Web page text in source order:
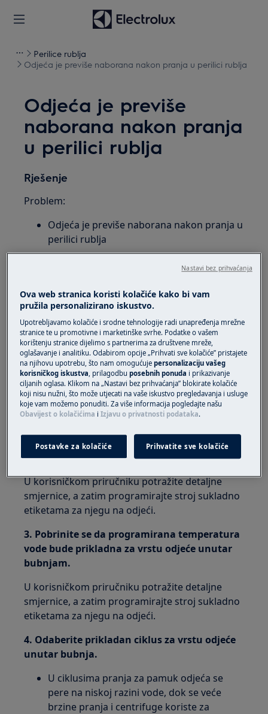
Perilice rublja
Odjeća je previše naborana nakon pranja u perilici rublja
Odjeća je previše
naborana nakon pranja
u perilici rublja
Rješenje
Problem:
Odjeća je previše naborana nakon pranja u
perilici rublja
(integrirana i samostojeća)
Perilicu rublja s gornjim punjenjem
Rješenje:
1. Pobrinite se da ne pretrpate bubanj
rubljem.
Potražite upute i količini i vrsti tkanine u .
korisničkom priručniku
2. Obvezno odaberite ispravnu brzinu
okretanja za određenu vrstu i količinu rublja.
U korisničkom priručniku potražite detaljne
smjernice, a zatim programirajte stroj sukladno
etiketama za njegu na odjeći.
3. Pobrinite se da programirana temperatura
vode bude prikladna za vrstu odjeće unutar
bubnjam.
U korisničkom priručniku potražite detaljne
smjernice, a zatim programirajte stroj sukladno
etiketama za njegu na odjeći.
4. Odaberite prikladan ciklus za vrstu odjeće
unutar bubnja.
U ciklusima pranja za pamuk odjeća se
pere na niskoj razini vode, dok se veće
brzine pranja i centrifuge koriste za
Ova web stranica koristi kolačiće kako bi vam
pružila personalizirano iskustvo.
Upotrebljavamo kolačiće i srodne tehnologije radi unapređenja mrežne
stranice te u promotivne i marketinške svrhe. Podatke o vašem
korištenju stranice dijelimo s partnerima za društvene mreže,
oglašavanje i analitiku. Odabirom opcije „Prihvati sve kolačiće” pristajete
na njihovu upotrebu, što nam omogućujepersonalizaciju vašeg
korisničkog iskustva , prilagodbuposebnih ponuda i prikazivanje
ciljanih oglasa. Klikom na „Nastavi bez prihvaćanja” blokirate kolačiće
koji nisu nužni, što može utjecati na vaše iskustvo pregledavanja i usluge
koje vam možemo ponuditi. Za više informacija pogledajte našu
Obavijest o kolačićima iIzjavu o privatnosti podataka.
Postavke za kolačiće Prihvatite sve kolačiće
Nastavi bez prihvaćanja